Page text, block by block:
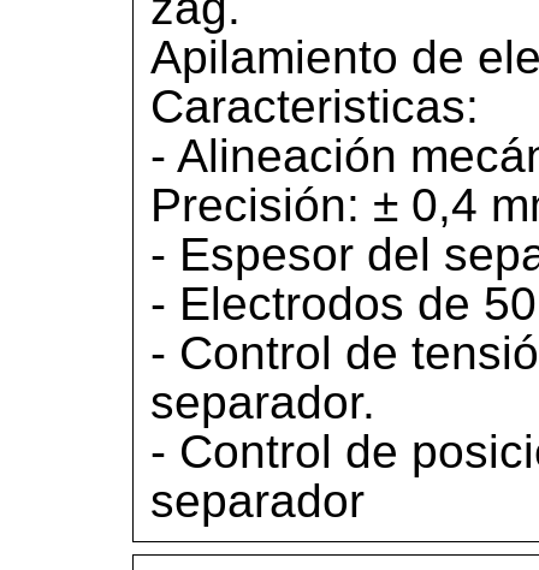
Apilamiento de
Caracteristicas:
- Alineación
Precisión: ± 0,4
- Espesor del
- Electrodos de
- Control de
separador.
- Control de
separador